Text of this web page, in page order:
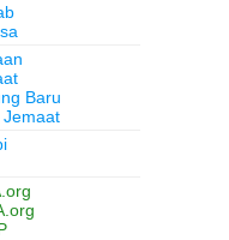
Baru
Jemaat